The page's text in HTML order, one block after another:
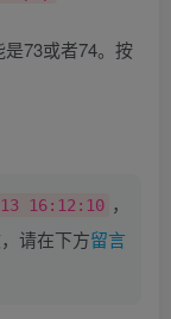
73或者74。按
16:12:10 ，
请在下方留言